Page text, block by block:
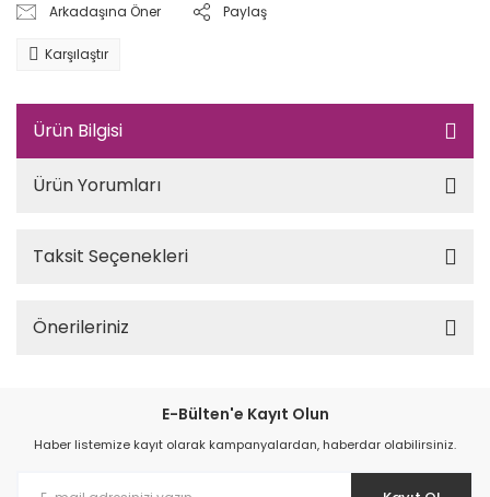
Arkadaşına Öner Paylaş
Karşılaştır
Ürün Bilgisi
Ürün Yorumları
Taksit Seçenekleri
Önerileriniz
E-Bülten'e Kayıt Olun
Haber listemize kayıt olarak kampanyalardan, haberdar olabilirsiniz.